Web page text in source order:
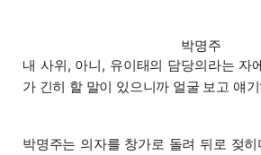
박명주
내 사위, 아니, 유이태의 담당의라는 자
가 긴히 할 말이 있으니까 얼굴 보고 얘
박명주는 의자를 창가로 돌려 뒤로 젖